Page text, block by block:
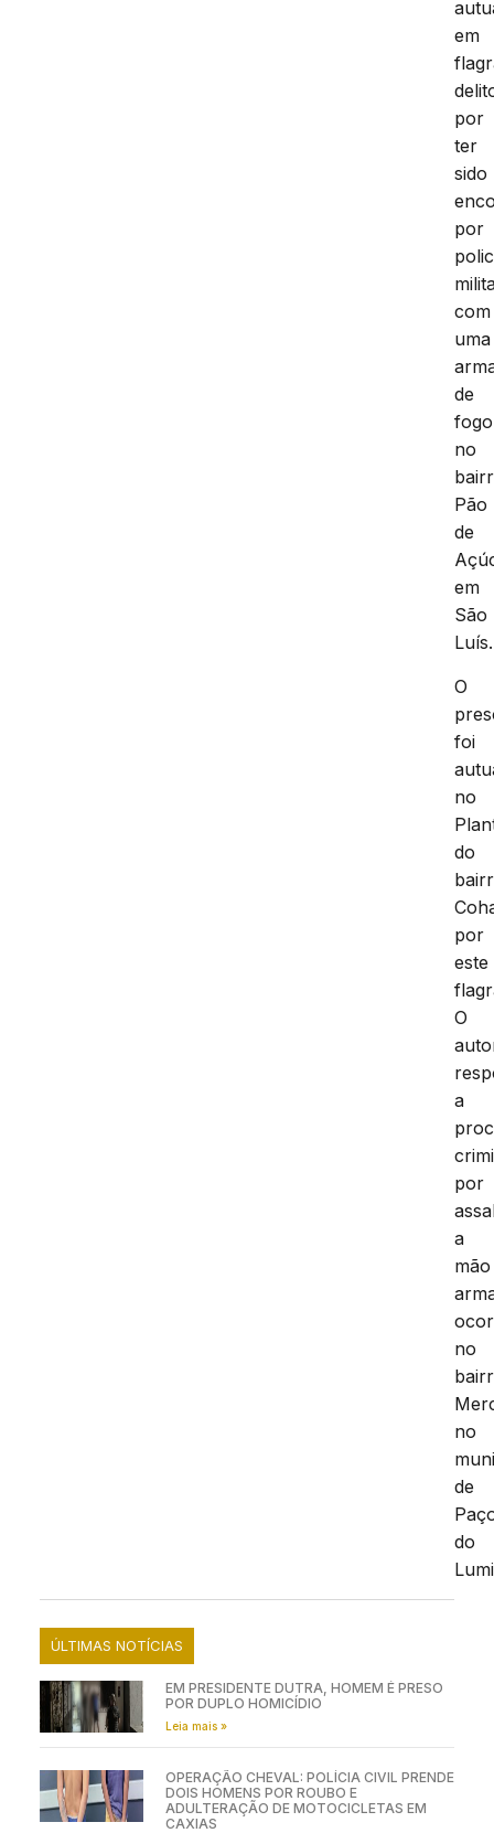
em
por
ter
sido
por
com
uma
de
fogo
no
Pão
de
em
São
Luís.
O
foi
no
do
por
este
O
a
por
a
mão
no
no
de
do
ÚLTIMAS NOTÍCIAS
EM PRESIDENTE DUTRA, HOMEM É PRESO
POR DUPLO HOMICÍDIO
Leia mais »
OPERAÇÃO CHEVAL: POLÍCIA CIVIL PRENDE
DOIS HOMENS POR ROUBO E
ADULTERAÇÃO DE MOTOCICLETAS EM
CAXIAS